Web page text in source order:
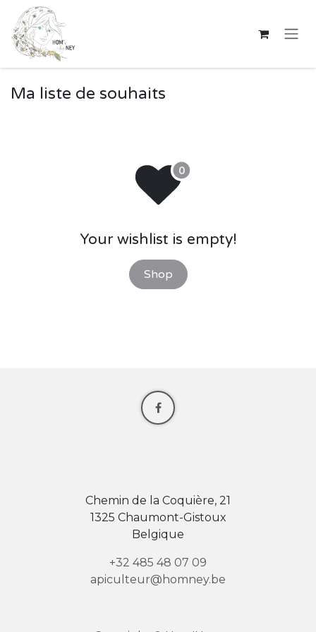
Se rendre au contenu
Ma liste de souhaits
Your wishlist is empty!
Shop
Chemin de la Coquière, 21
1325 Chaumont-Gistoux
Belgique
+32 485 48 07 09
apiculteur@homney.be